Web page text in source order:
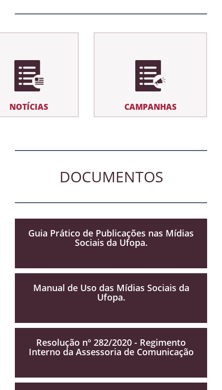
CAMPANHAS
NOTÍCIAS
DOCUMENTOS
Guia Prático de Publicações nas Mídias
Sociais da Ufopa.
Manual de Uso das Mídias Sociais da
Ufopa.
Resolução nº 282/2020 - Regimento
Interno da Assessoria de Comunicação